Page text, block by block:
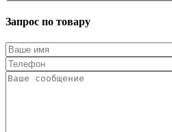
Запрос по товару